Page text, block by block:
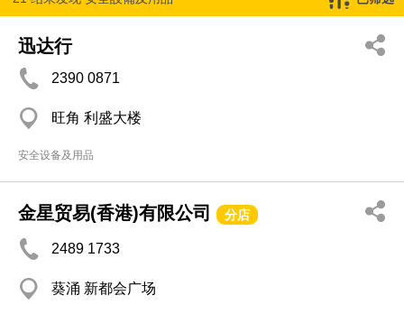
迅达行
2390 0871
旺角 利盛大楼
安全设备及用品
金星贸易(香港)有限公司 分店
2489 1733
葵涌 新都会广场